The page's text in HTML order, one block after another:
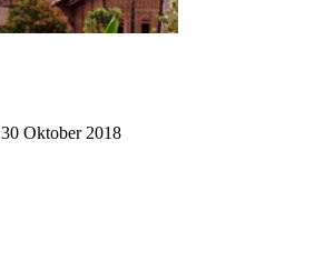
30 Oktober 2018